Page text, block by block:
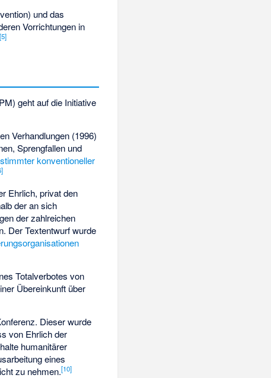
und das
Vorrichtungen in
[5]
geht auf die Initiative
Verhandlungen (1996)
Sprengfallen und
konventioneller
]
Ehrlich, privat den
der an sich
der zahlreichen
Der Textentwurf wurde
Totalverbotes von
Übereinkunft über
Dieser wurde
von Ehrlich der
humanitärer
eines
zu nehmen.[10]